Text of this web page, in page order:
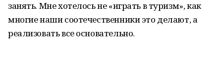
занять. Мне хотелось не «играть в туризм», как
многие наши соотечественники это делают, а
реализовать все основательно.